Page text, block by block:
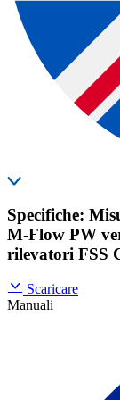
Specifiche:
M-Flow PW
rilevatori FSS
Scaricare
Manuali